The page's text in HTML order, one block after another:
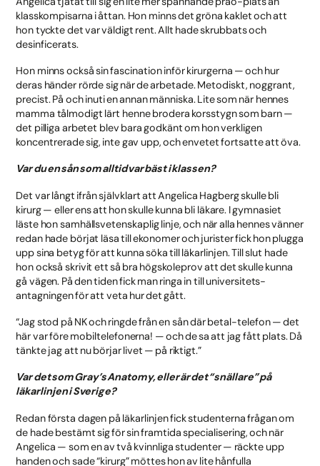
klasskompisarna i åttan. Hon minns det gröna kaklet och att
hon tyckte det var väldigt rent. Allt hade skrubbats och
desinficerats.
Hon minns också sin fascination inför kirurgerna — och hur
deras händer rörde sig när de arbetade. Metodiskt, noggrant,
precist. På och inuti en annan människa. Lite som när hennes
mamma tålmodigt lärt henne brodera korsstygn som barn —
det pilliga arbetet blev bara godkänt om hon verkligen
koncentrerade sig, inte gav upp, och envetet fortsatte att öva.
Var du en sån som alltid var bäst i klassen?
Det var långt ifrån självklart att Angelica Hagberg skulle bli
kirurg — eller ens att hon skulle kunna bli läkare. I gymnasiet
läste hon samhällsvetenskaplig linje, och när alla hennes vänner
redan hade börjat läsa till ekonomer och jurister fick hon plugga
upp sina betyg för att kunna söka till läkarlinjen. Till slut hade
hon också skrivit ett så bra högskoleprov att det skulle kunna
gå vägen. På den tiden fick man ringa in till universitets-
antagningen för att veta hur det gått.
“Jag stod på NK och ringde från en sån där betal-telefon — det
här var före mobiltelefonerna! — och de sa att jag fått plats. Då
tänkte jag att nu börjar livet — på riktigt.”
Var det som Gray’s Anatomy, eller är det “snällare” på
läkarlinjen i Sverige?
Redan första dagen på läkarlinjen fick studenterna frågan om
de hade bestämt sig för sin framtida specialisering, och när
Angelica — som en av två kvinnliga studenter — räckte upp
handen och sade “kirurg” möttes hon av lite hånfulla